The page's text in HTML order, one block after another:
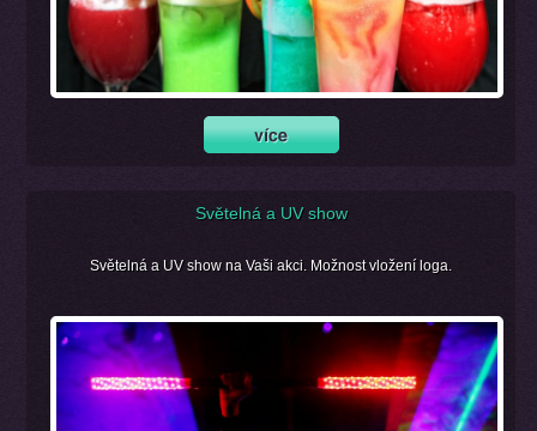
Světelná a UV show
Světelná a UV show na Vaši akci. Možnost vložení loga.